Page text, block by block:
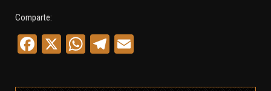
Comparte:
Facebook
X WhatsApp
Telegram